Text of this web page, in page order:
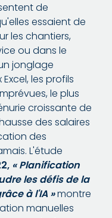
de
essaient de
les chantiers,
ou dans le
jonglage
les profils
le plus
croissante de
des salaires
des
L'étude
« Planification
les défis de la
à l'IA »montre
manuelles